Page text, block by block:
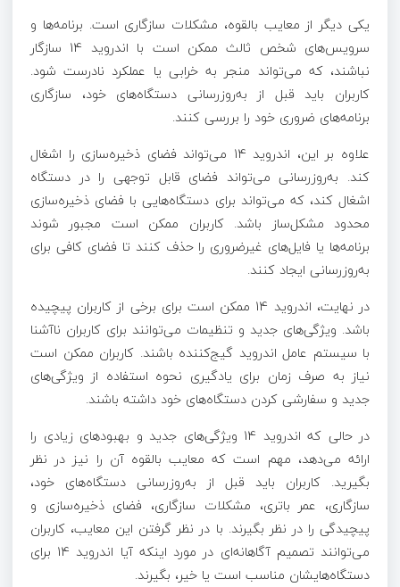
یکی دیگر از معایب بالقوه، مشکلات سازگاری است. برنامه‌ها و
سرویس‌های شخص ثالث ممکن است با اندروید 14 سازگار
نباشند، که می‌تواند منجر به خرابی یا عملکرد نادرست شود.
کاربران باید قبل از به‌روزرسانی دستگاه‌های خود، سازگاری
برنامه‌های ضروری خود را بررسی کنند.
علاوه بر این، اندروید 14 می‌تواند فضای ذخیره‌سازی را اشغال
کند. به‌روزرسانی می‌تواند فضای قابل توجهی را در دستگاه
اشغال کند، که می‌تواند برای دستگاه‌هایی با فضای ذخیره‌سازی
محدود مشکل‌ساز باشد. کاربران ممکن است مجبور شوند
برنامه‌ها یا فایل‌های غیرضروری را حذف کنند تا فضای کافی برای
به‌روزرسانی ایجاد کنند.
در نهایت، اندروید 14 ممکن است برای برخی از کاربران پیچیده
باشد. ویژگی‌های جدید و تنظیمات می‌توانند برای کاربران ناآشنا
با سیستم عامل اندروید گیج‌کننده باشند. کاربران ممکن است
نیاز به صرف زمان برای یادگیری نحوه استفاده از ویژگی‌های
جدید و سفارشی کردن دستگاه‌های خود داشته باشند.
در حالی که اندروید 14 ویژگی‌های جدید و بهبودهای زیادی را
ارائه می‌دهد، مهم است که معایب بالقوه آن را نیز در نظر
بگیرید. کاربران باید قبل از به‌روزرسانی دستگاه‌های خود،
سازگاری، عمر باتری، مشکلات سازگاری، فضای ذخیره‌سازی و
پیچیدگی را در نظر بگیرند. با در نظر گرفتن این معایب، کاربران
می‌توانند تصمیم آگاهانه‌ای در مورد اینکه آیا اندروید 14 برای
دستگاه‌هایشان مناسب است یا خیر، بگیرند.